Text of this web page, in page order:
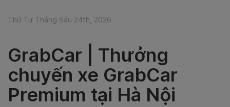
Thứ Tư Tháng Sáu 24th, 2026
GrabCar | Thưởng
chuyến xe GrabCar
Premium tại Hà Nội